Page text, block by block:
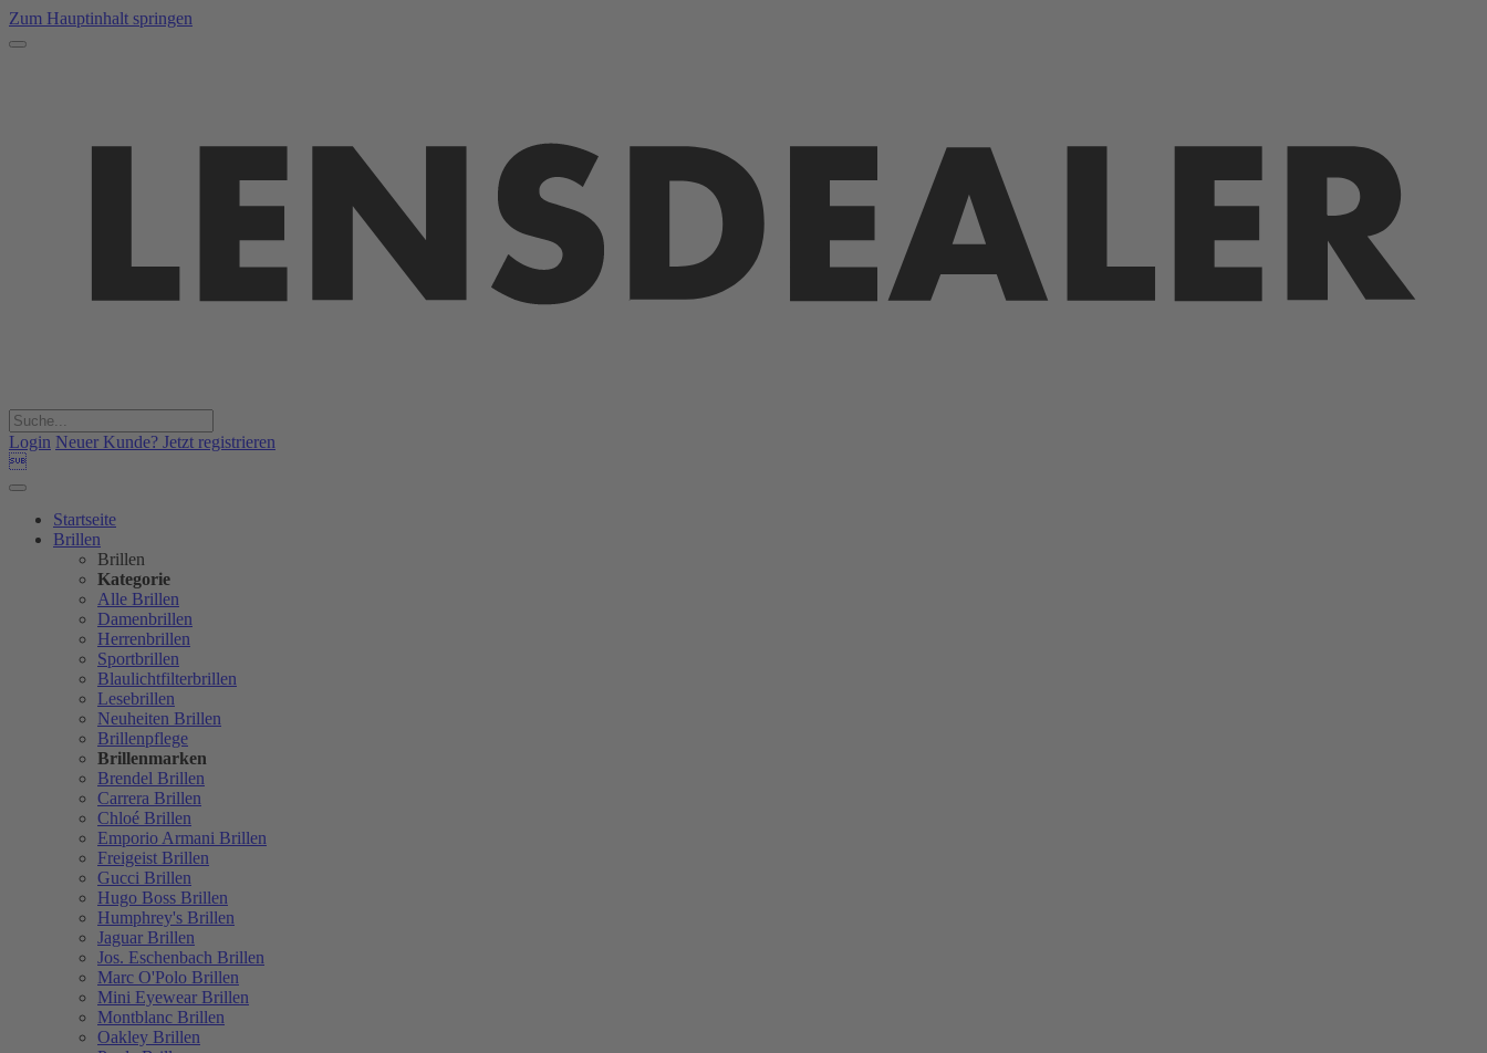
Zum Hauptinhalt springen
Login Neuer Kunde? Jetzt registrieren

Startseite
Brillen
Brillen
Kategorie
Alle Brillen
Damenbrillen
Herrenbrillen
Sportbrillen
Blaulichtfilterbrillen
Lesebrillen
Neuheiten Brillen
Brillenpflege
Brillenmarken
Brendel Brillen
Carrera Brillen
Chloé Brillen
Emporio Armani Brillen
Freigeist Brillen
Gucci Brillen
Hugo Boss Brillen
Humphrey's Brillen
Jaguar Brillen
Jos. Eschenbach Brillen
Marc O'Polo Brillen
Mini Eyewear Brillen
Montblanc Brillen
Oakley Brillen